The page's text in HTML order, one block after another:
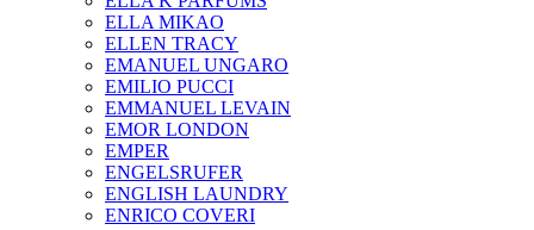
ELLA MIKAO
ELLEN TRACY
EMANUEL UNGARO
EMILIO PUCCI
EMMANUEL LEVAIN
EMOR LONDON
EMPER
ENGELSRUFER
ENGLISH LAUNDRY
ENRICO COVERI